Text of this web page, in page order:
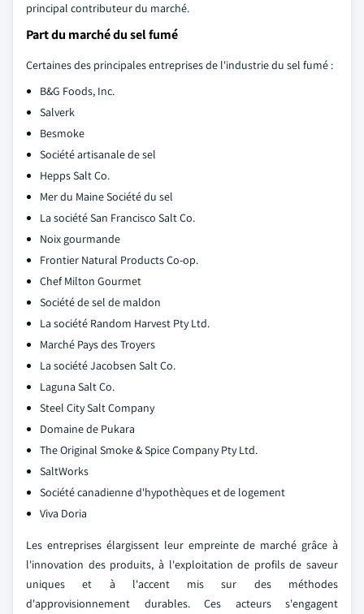
principal contributeur du marché.
Part du marché du sel fumé
Certaines des principales entreprises de l'industrie du sel fumé :
B&G Foods, Inc.
Salverk
Besmoke
Société artisanale de sel
Hepps Salt Co.
Mer du Maine Société du sel
La société San Francisco Salt Co.
Noix gourmande
Frontier Natural Products Co-op.
Chef Milton Gourmet
Société de sel de maldon
La société Random Harvest Pty Ltd.
Marché Pays des Troyers
La société Jacobsen Salt Co.
Laguna Salt Co.
Steel City Salt Company
Domaine de Pukara
The Original Smoke & Spice Company Pty Ltd.
SaltWorks
Société canadienne d'hypothèques et de logement
Viva Doria
Les entreprises élargissent leur empreinte de marché grâce à
l'innovation des produits, à l'exploitation de profils de saveur
uniques et à l'accent mis sur des méthodes
d'approvisionnement durables. Ces acteurs s'engagent